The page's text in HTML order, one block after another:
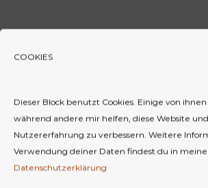
COOKIES
Dieser Block benutzt Cookies. Einige von ihnen
während andere mir helfen, diese Website
Nutzererfahrung zu verbessern. Weitere
Verwendung deiner Daten findest du in
Datenschutzerklärung
internationalen Führerschein